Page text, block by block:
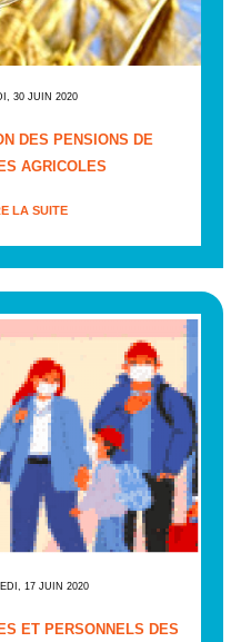
30 JUIN 2020
DES PENSIONS DE
AGRICOLES
LA SUITE
17 JUIN 2020
ET PERSONNELS DES